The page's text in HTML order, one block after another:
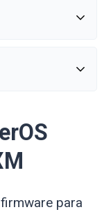
para